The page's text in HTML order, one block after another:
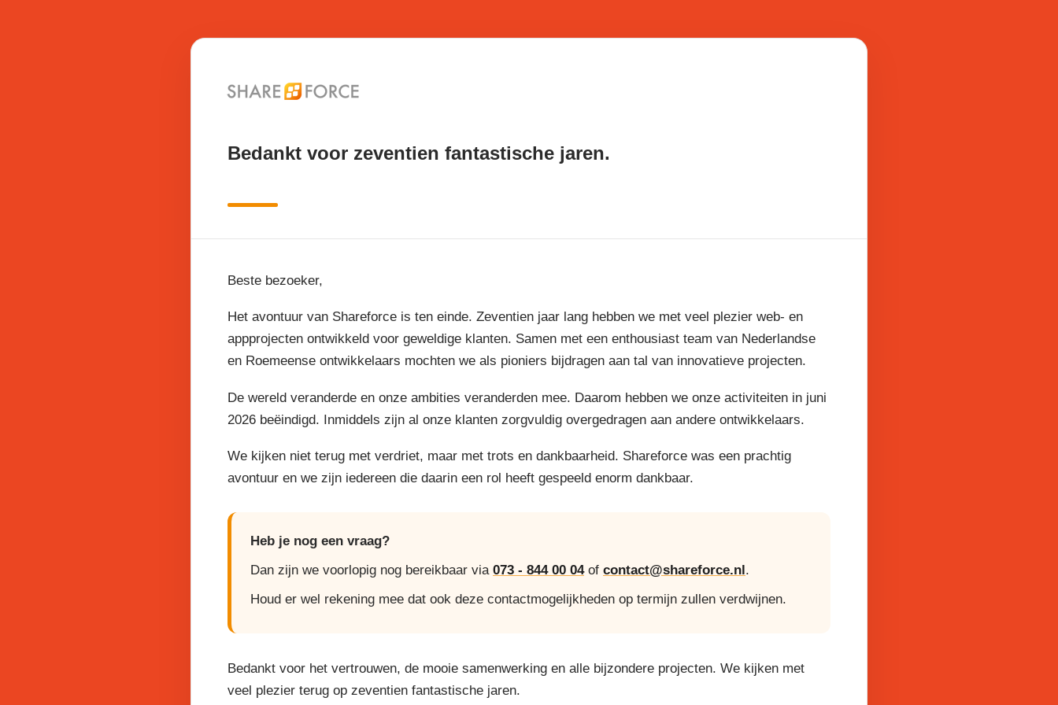
Bedankt voor zeventien fantastische jaren.
Beste bezoeker,
Het avontuur van Shareforce is ten einde. Zeventien jaar lang hebben we met veel plezier web- en
appprojecten ontwikkeld voor geweldige klanten. Samen met een enthousiast team van Nederlandse
en Roemeense ontwikkelaars mochten we als pioniers bijdragen aan tal van innovatieve projecten.
De wereld veranderde en onze ambities veranderden mee. Daarom hebben we onze activiteiten in juni
2026 beëindigd. Inmiddels zijn al onze klanten zorgvuldig overgedragen aan andere ontwikkelaars.
We kijken niet terug met verdriet, maar met trots en dankbaarheid. Shareforce was een prachtig
avontuur en we zijn iedereen die daarin een rol heeft gespeeld enorm dankbaar.
Heb je nog een vraag?
Dan zijn we voorlopig nog bereikbaar via 073 - 844 00 04of contact@shareforce.nl.
Houd er wel rekening mee dat ook deze contactmogelijkheden op termijn zullen verdwijnen.
Bedankt voor het vertrouwen, de mooie samenwerking en alle bijzondere projecten. We kijken met
veel plezier terug op zeventien fantastische jaren.